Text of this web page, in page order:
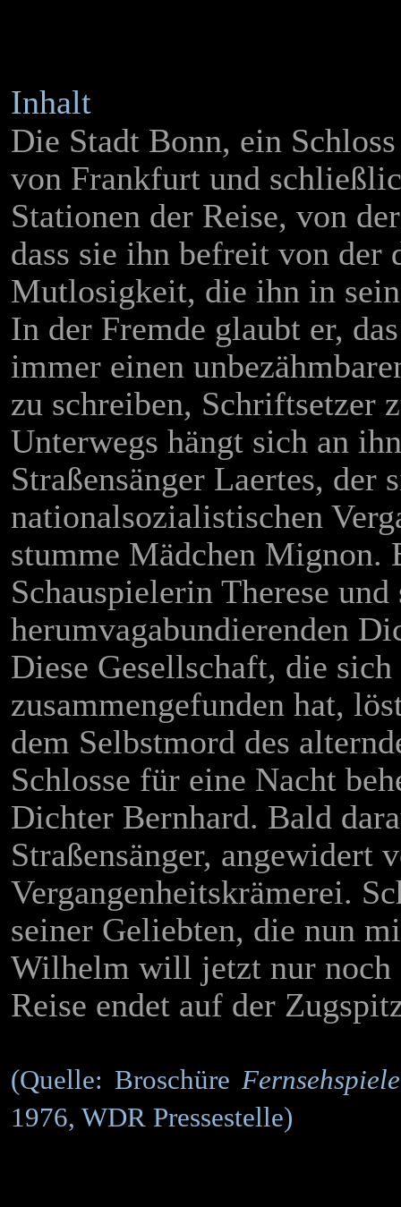
Inhalt
Die Stadt Bonn, ein
von Frankfurt und
Stationen der Reise, von
dass sie ihn befreit von der
Mutlosigkeit, die ihn in
In der Fremde glaubt er,
immer einen
zu schreiben, Schriftsetzer
Unterwegs hängt sich an
Straßensänger Laertes, der
nationalsozialistischen
stumme Mädchen Mignon.
Schauspielerin Therese
herumvagabundierenden
Diese Gesellschaft, die
zusammengefunden hat,
dem Selbstmord des
Schlosse für eine Nacht
Dichter Bernhard. Bald
Straßensänger, angewidert
Vergangenheitskrämerei.
seiner Geliebten, die nun
Wilhelm will jetzt nur noch
Reise endet auf der
(Quelle: Broschüre
1976, WDR Pressestelle)